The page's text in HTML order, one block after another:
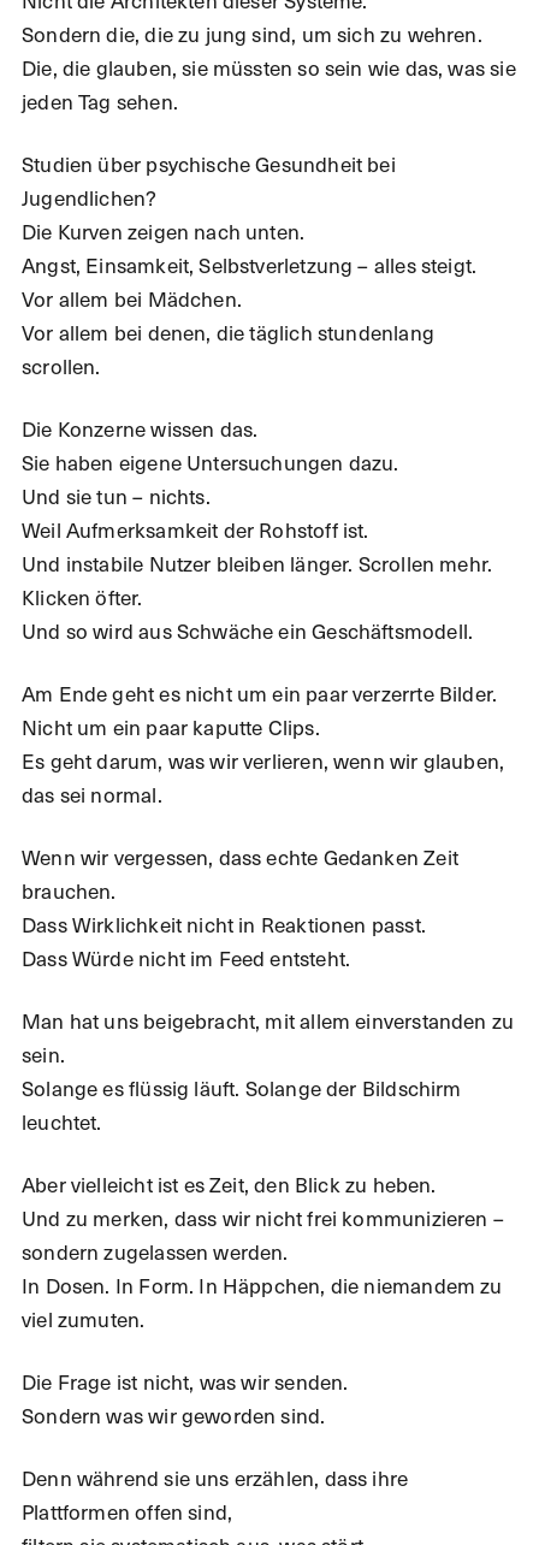
Sondern die, die zu jung sind, um sich zu wehren.
Die, die glauben, sie müssten so sein wie das, was sie
jeden Tag sehen.
Studien über psychische Gesundheit bei
Jugendlichen?
Die Kurven zeigen nach unten.
Angst, Einsamkeit, Selbstverletzung – alles steigt.
Vor allem bei Mädchen.
Vor allem bei denen, die täglich stundenlang
scrollen.
Die Konzerne wissen das.
Sie haben eigene Untersuchungen dazu.
Und sie tun – nichts.
Weil Aufmerksamkeit der Rohstoff ist.
Und instabile Nutzer bleiben länger. Scrollen mehr.
Klicken öfter.
Und so wird aus Schwäche ein Geschäftsmodell.
Am Ende geht es nicht um ein paar verzerrte Bilder.
Nicht um ein paar kaputte Clips.
Es geht darum, was wir verlieren, wenn wir glauben,
das sei normal.
Wenn wir vergessen, dass echte Gedanken Zeit
brauchen.
Dass Wirklichkeit nicht in Reaktionen passt.
Dass Würde nicht im Feed entsteht.
Man hat uns beigebracht, mit allem einverstanden zu
sein.
Solange es flüssig läuft. Solange der Bildschirm
leuchtet.
Aber vielleicht ist es Zeit, den Blick zu heben.
Und zu merken, dass wir nicht frei kommunizieren –
sondern zugelassen werden.
In Dosen. In Form. In Häppchen, die niemandem zu
viel zumuten.
Die Frage ist nicht, was wir senden.
Sondern was wir geworden sind.
Denn während sie uns erzählen, dass ihre
Plattformen offen sind,